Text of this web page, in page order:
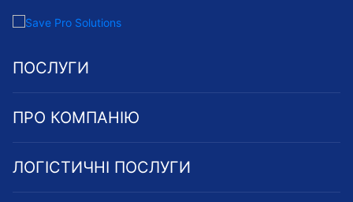
ПРО КОМПАНІЮ
ЛОГІСТИЧНІ ПОСЛУГИ
ПОСЛУГИ